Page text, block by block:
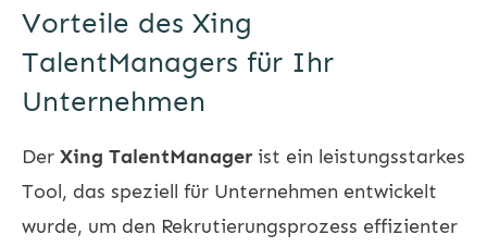
Vorteile des Xing
TalentManagers für Ihr
Unternehmen
Der Xing TalentManager ist ein leistungsstarkes
Tool, das speziell für Unternehmen entwickelt
wurde, um den Rekrutierungsprozess effizienter